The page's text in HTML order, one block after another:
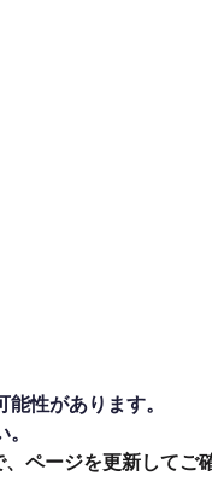
性があります。
ページを更新してご